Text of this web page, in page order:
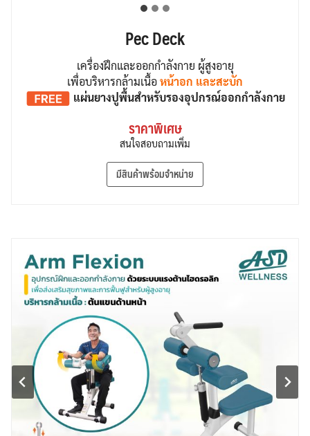
Pec Deck
เครื่องฝึกและออกกำลังกาย ผู้สูงอายุ
เพื่อบริหารกล้ามเนื้อหน้าอก และสะบัก
แผ่นยางปูพื้นสำหรับรองอุปกรณ์ออกกำลังกาย
ราคาพิเศษ
สนใจสอบถามเพิ่ม
มีสินค้าพร้อมจำหน่าย